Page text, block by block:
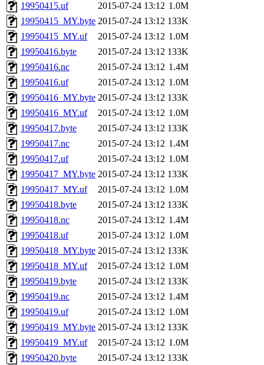
19950415.uf
2015-07-24 13:12 1.0M
19950415_MY.byte 2015-07-24 13:12 133K
19950415_MY.uf
2015-07-24 13:12 1.0M
19950416.byte
2015-07-24 13:12 133K
19950416.nc
2015-07-24 13:12 1.4M
19950416.uf
2015-07-24 13:12 1.0M
19950416_MY.byte 2015-07-24 13:12 133K
19950416_MY.uf
2015-07-24 13:12 1.0M
19950417.byte
2015-07-24 13:12 133K
19950417.nc
2015-07-24 13:12 1.4M
19950417.uf
2015-07-24 13:12 1.0M
19950417_MY.byte 2015-07-24 13:12 133K
19950417_MY.uf
2015-07-24 13:12 1.0M
19950418.byte
2015-07-24 13:12 133K
19950418.nc
2015-07-24 13:12 1.4M
19950418.uf
2015-07-24 13:12 1.0M
19950418_MY.byte 2015-07-24 13:12 133K
19950418_MY.uf
2015-07-24 13:12 1.0M
19950419.byte
2015-07-24 13:12 133K
19950419.nc
2015-07-24 13:12 1.4M
19950419.uf
2015-07-24 13:12 1.0M
19950419_MY.byte 2015-07-24 13:12 133K
19950419_MY.uf
2015-07-24 13:12 1.0M
19950420.byte
2015-07-24 13:12 133K